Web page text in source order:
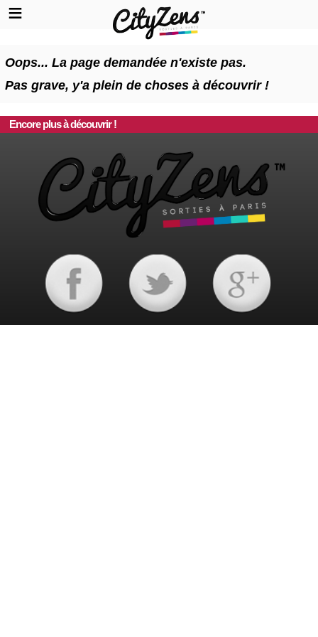
Oops... La page demandée n'existe pas.
Pas grave, y'a plein de choses à découvrir !
Encore plus à découvrir !